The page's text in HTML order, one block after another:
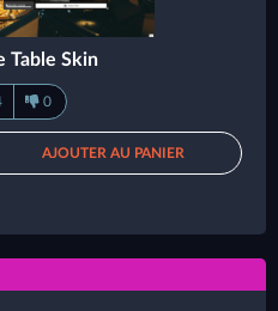
Table Skin
0
AJOUTER AU PANIER